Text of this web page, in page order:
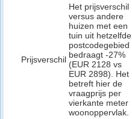
Prijsverschil
Het prijsverschil
versus andere
huizen met een
tuin uit hetzelfde
postcodegebied
bedraagt -27%
(EUR 2128 vs
EUR 2898). Het
betreft hier de
vraagprijs per
vierkante meter
woonoppervlak.